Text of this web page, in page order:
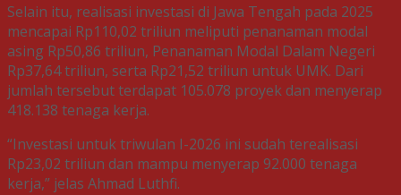
Selain itu, realisasi investasi di Jawa Tengah pada 2025
mencapai Rp110,02 triliun meliputi penanaman modal
asing Rp50,86 triliun, Penanaman Modal Dalam Negeri
Rp37,64 triliun, serta Rp21,52 triliun untuk UMK. Dari
jumlah tersebut terdapat 105.078 proyek dan menyerap
418.138 tenaga kerja.
“Investasi untuk triwulan I-2026 ini sudah terealisasi
Rp23,02 triliun dan mampu menyerap 92.000 tenaga
kerja,” jelas Ahmad Luthfi.